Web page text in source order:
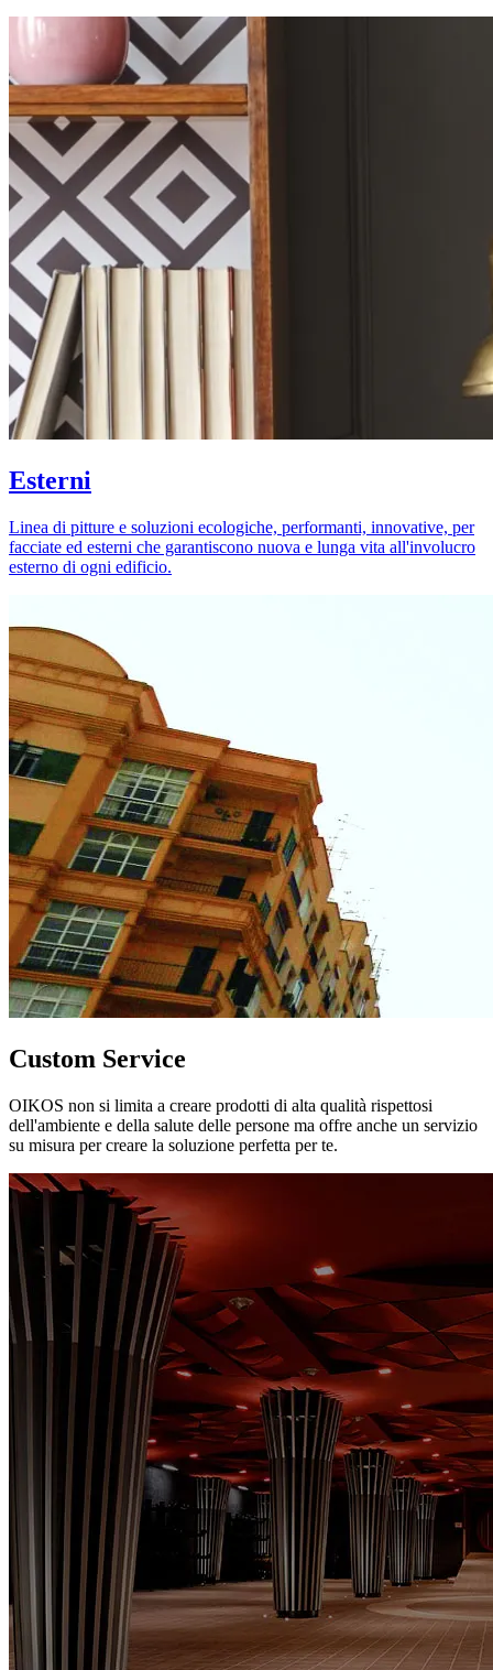
Esterni
Linea di pitture e soluzioni ecologiche, performanti, innovative, per
facciate ed esterni che garantiscono nuova e lunga vita all'involucro
esterno di ogni edificio.
Custom Service
OIKOS non si limita a creare prodotti di alta qualità rispettosi
dell'ambiente e della salute delle persone ma offre anche un servizio
su misura per creare la soluzione perfetta per te.